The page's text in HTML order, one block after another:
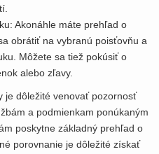
Akonáhle máte prehľad o
obrátiť na vybranú poisťovňu a
Môžete sa tiež pokúsiť o
alebo zľavy.
je dôležité venovať pozornosť
a podmienkam ponúkaným
poskytne základný prehľad o
porovnanie je dôležité získať